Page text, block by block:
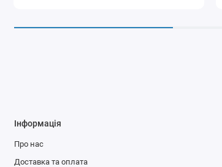
Інформація
Про нас
Доставка та оплата